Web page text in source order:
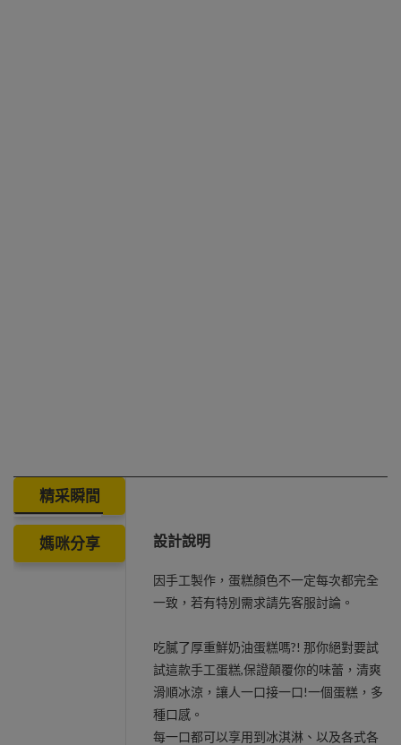
精采瞬間
媽咪分享 設計說明
因手工製作，蛋糕顏色不一定每次都完全
一致，若有特別需求請先客服討論。
吃膩了厚重鮮奶油蛋糕嗎?! 那你絕對要試
試這款手工蛋糕,保證顛覆你的味蕾，清爽
滑順冰涼，讓人一口接一口!一個蛋糕，多
種口感。
每一口都可以享用到冰淇淋、以及各式各